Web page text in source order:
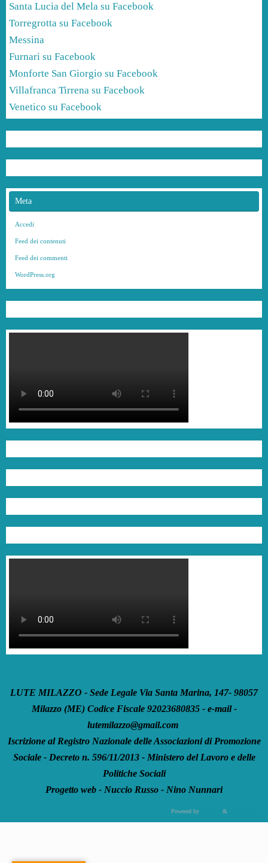
Santa Lucia del Mela su Facebook
Torregrotta su Facebook
Messina
Furnari su Facebook
Monforte San Giorgio su Facebook
Villafranca Tirrena su Facebook
Venetico su Facebook
Meta
Accedi
Feed dei contenuti
Feed dei commenti
WordPress.org
LUTE MILAZZO - Sede Legale Via Santa Marina, 147- 98057
Milazzo (ME) Codice Fiscale 92023680835 - e-mail -
lutemilazzo@gmail.com
Iscrizione al Registro Nazionale delle Associazioni di Promozione
Sociale - Decreto n. 596/11/2013 - Ministero del Lavoro e delle
Politiche Sociali
Progetto web - Nuccio Russo - Nino Nunnari
Powered by &